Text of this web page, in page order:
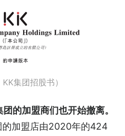
KK集团招股书）
团的加盟商们也开始撤离。
的加盟店由2020年的424